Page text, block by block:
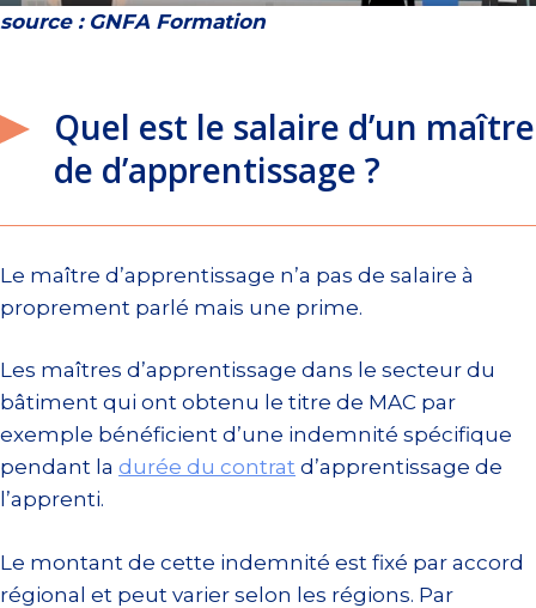
source : GNFA Formation
Quel est le salaire d’un maître
de d’apprentissage ?
Le maître d’apprentissage n’a pas de salaire à
proprement parlé mais une prime.
Les maîtres d’apprentissage dans le secteur du
bâtiment qui ont obtenu le titre de MAC par
exemple bénéficient d’une indemnité spécifique
pendant la durée du contrat d’apprentissage de
l’apprenti.
Le montant de cette indemnité est fixé par accord
régional et peut varier selon les régions. Par